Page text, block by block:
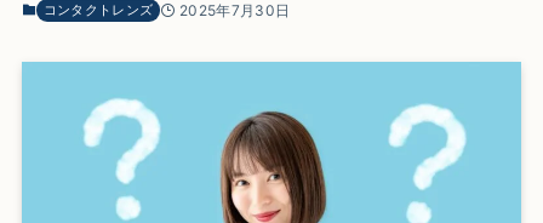
コンタクトレンズ 2025年7月30日